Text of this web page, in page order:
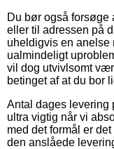
Du bør også forsøge
eller til adressen på
uheldigvis en anelse
ualmindeligt
vil dog utvivlsomt
betinget af at du bor
Antal dages levering
ultra vigtig når vi
med det formål er
den anslåede